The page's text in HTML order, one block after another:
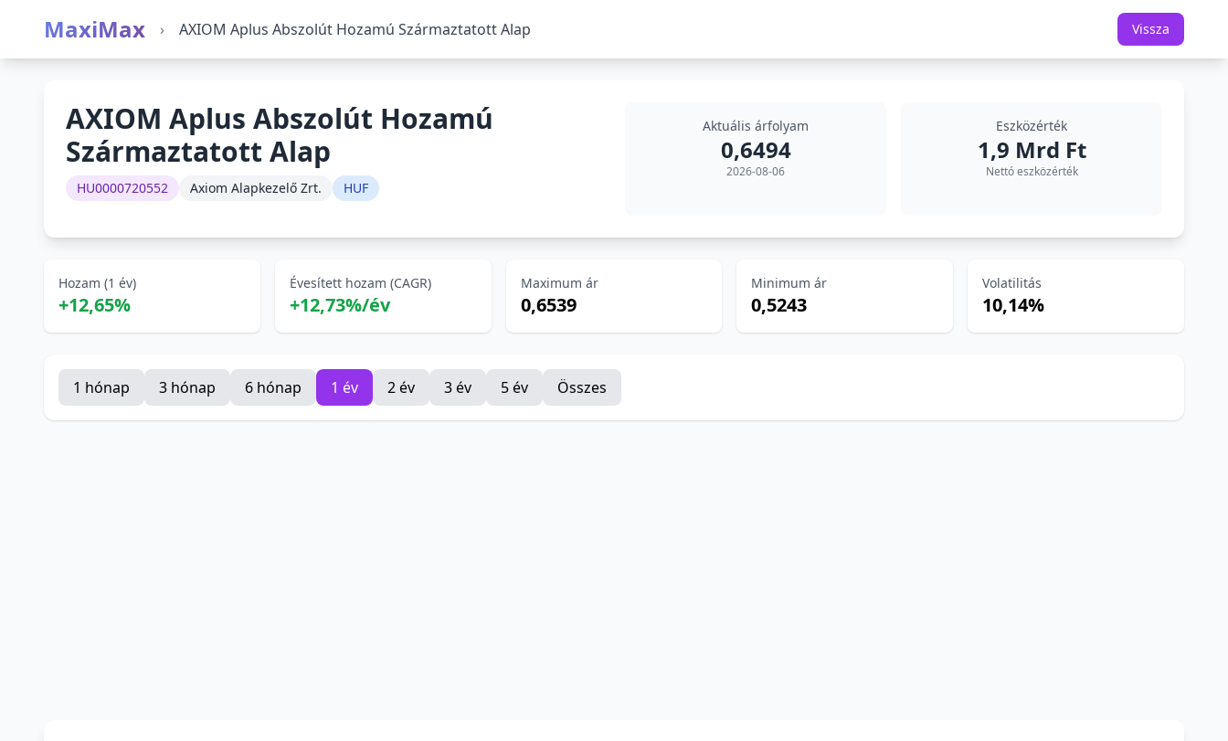
MaxiMax › AXIOM Aplus Abszolút Hozamú Származtatott Alap Vissza
AXIOM Aplus Abszolút Hozamú
Származtatott Alap
HU0000720552 Axiom Alapkezelő Zrt. HUF
Aktuális árfolyam
0,6494
2026-08-06
Eszközérték
1,9 Mrd Ft
Nettó eszközérték
Hozam (1 év)
+12,65%
Évesített hozam (CAGR)
+12,73%/év
Maximum ár
0,6539
Minimum ár
0,5243
Volatilitás
10,14%
1 hónap 3 hónap 6 hónap 1 év 2 év 3 év 5 év Összes